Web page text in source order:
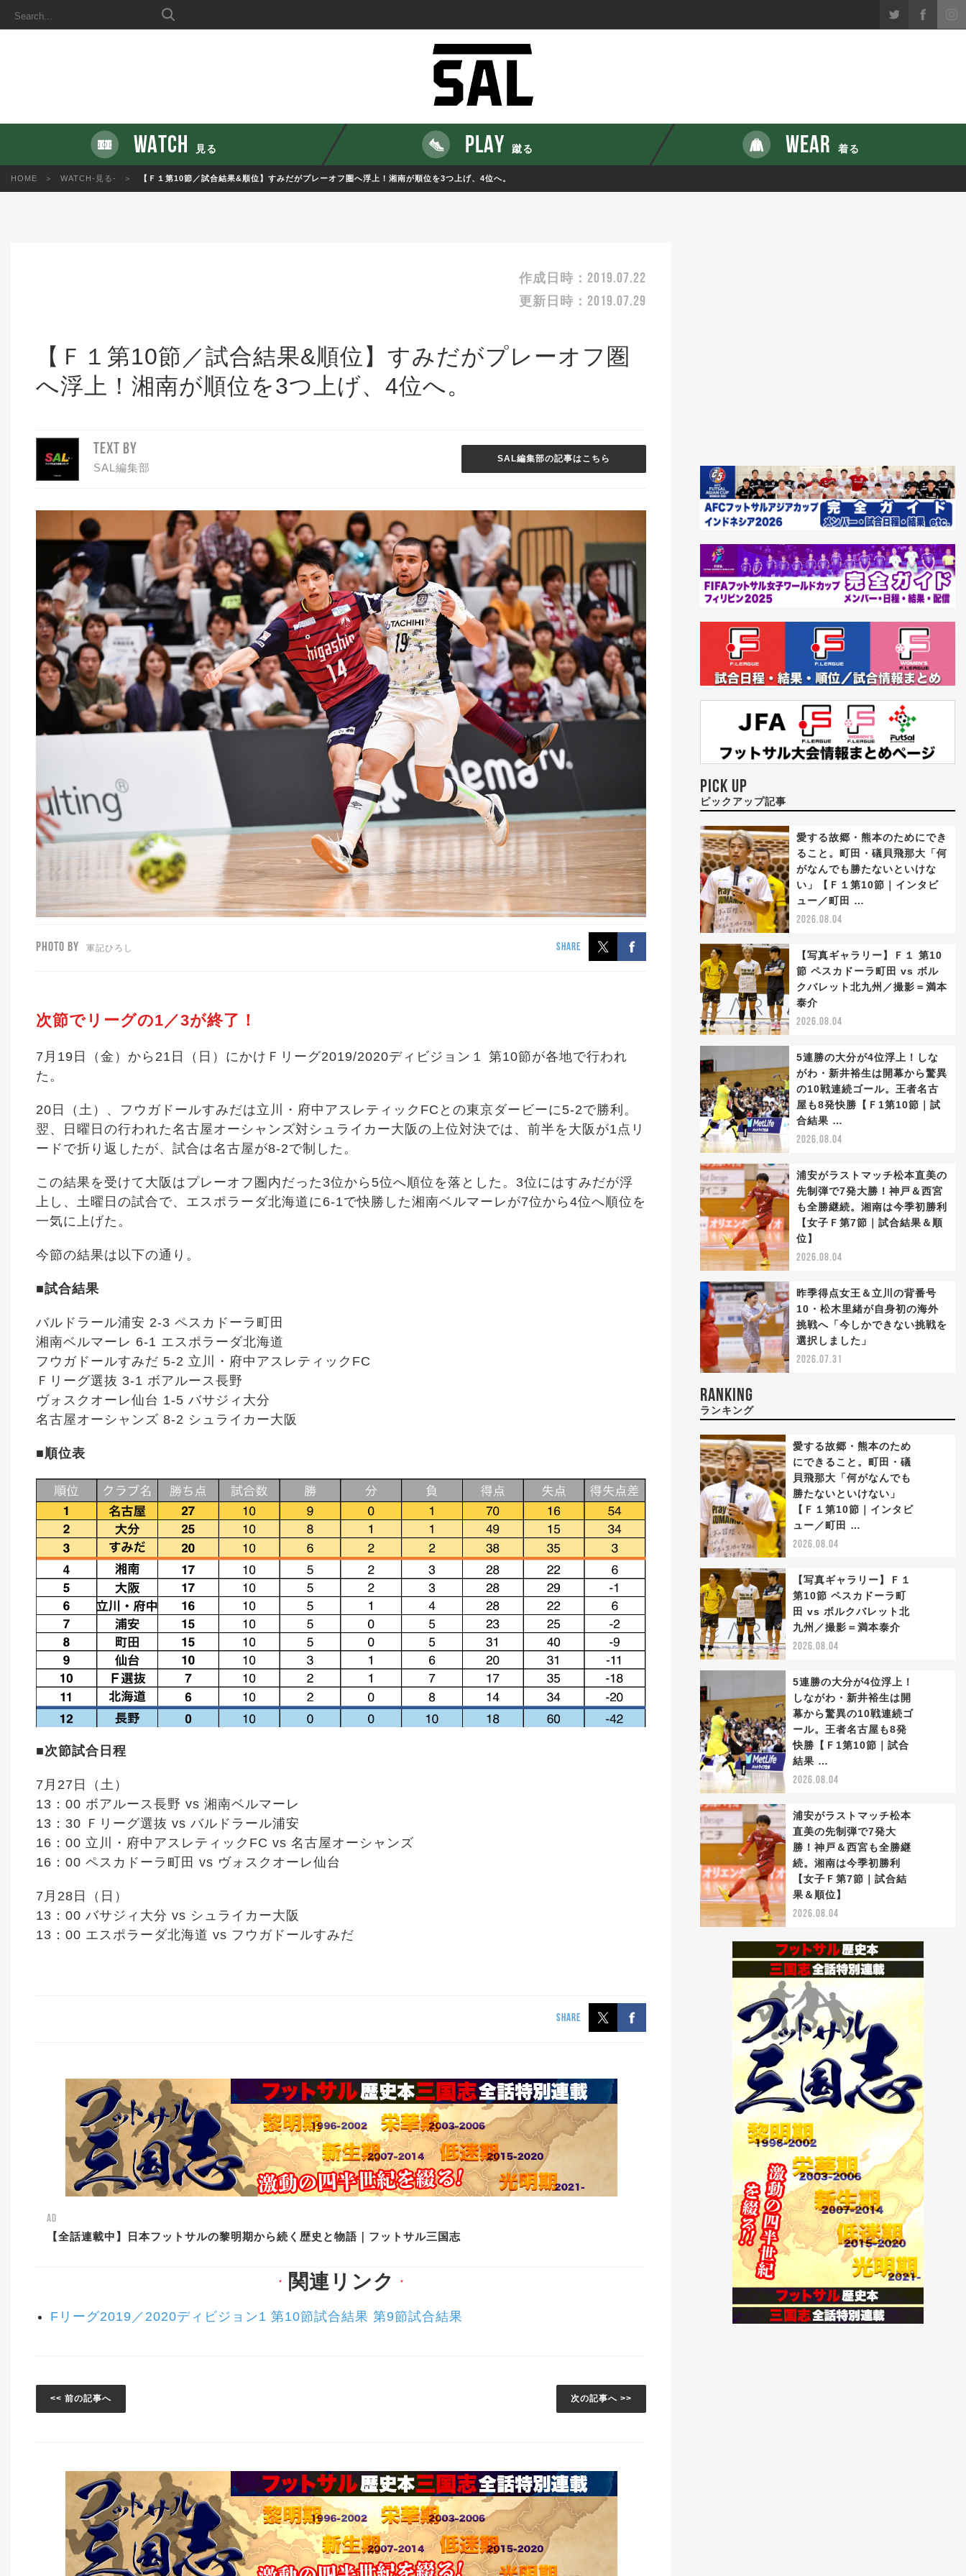
WATCH 見る PLAY 蹴る WEAR 着る
HOME WATCH-見る- 【Ｆ１第10節／試合結果&順位】すみだがプレーオフ圏へ浮上！湘南が順位を3つ上げ、4位へ。
作成日時： 2019.07.22
更新日時： 2019.07.29
【Ｆ１第10節／試合結果&順位】すみだがプレーオフ圏
へ浮上！湘南が順位を3つ上げ、4位へ。
TEXT BY
SAL編集部
SAL編集部の記事はこちら
PHOTO BY 軍記ひろし SHARE
次節でリーグの1／3が終了！
7月19日（金）から21日（日）にかけＦリーグ2019/2020ディビジョン１ 第10節が各地で行われ
た。
20日（土）、フウガドールすみだは立川・府中アスレティックFCとの東京ダービーに5-2で勝利。
翌、日曜日の行われた名古屋オーシャンズ対シュライカー大阪の上位対決では、前半を大阪が1点リ
ードで折り返したが、試合は名古屋が8-2で制した。
この結果を受けて大阪はプレーオフ圏内だった3位から5位へ順位を落とした。3位にはすみだが浮
上し、土曜日の試合で、エスポラーダ北海道に6-1で快勝した湘南ベルマーレが7位から4位へ順位を
一気に上げた。
今節の結果は以下の通り。
■試合結果
バルドラール浦安 2-3 ペスカドーラ町田
湘南ベルマーレ 6-1 エスポラーダ北海道
フウガドールすみだ 5-2 立川・府中アスレティックFC
Ｆリーグ選抜 3-1 ボアルース長野
ヴォスクオーレ仙台 1-5 バサジィ大分
名古屋オーシャンズ 8-2 シュライカー大阪
■順位表
■次節試合日程
7月27日（土）
13：00 ボアルース長野 vs 湘南ベルマーレ
13：30 Ｆリーグ選抜 vs バルドラール浦安
16：00 立川・府中アスレティックFC vs 名古屋オーシャンズ
16：00 ペスカドーラ町田 vs ヴォスクオーレ仙台
7月28日（日）
13：00 バサジィ大分 vs シュライカー大阪
13：00 エスポラーダ北海道 vs フウガドールすみだ
SHARE
AD
【全話連載中】日本フットサルの黎明期から続く歴史と物語｜フットサル三国志
▼ 関連リンク ▼
Fリーグ2019／2020ディビジョン1 第10節試合結果 第9節試合結果
<< 前の記事へ 次の記事へ >>
PICK UP
ピックアップ記事
愛する故郷・熊本のためにでき
ること。町田・礒貝飛那大「何
がなんでも勝たないといけな
い」【Ｆ１第10節｜インタビ
ュー／町田 …
2026.08.04
【写真ギャラリー】Ｆ１ 第10
節 ペスカドーラ町田 vs ボル
クバレット北九州／撮影＝満本
泰介
2026.08.04
5連勝の大分が4位浮上！しな
がわ・新井裕生は開幕から驚異
の10戦連続ゴール。王者名古
屋も8発快勝【Ｆ1第10節｜試
合結果 …
2026.08.04
浦安がラストマッチ松本直美の
先制弾で7発大勝！神戸＆西宮
も全勝継続。湘南は今季初勝利
【女子Ｆ第7節｜試合結果＆順
位】
2026.08.04
昨季得点女王＆立川の背番号
10・松木里緒が自身初の海外
挑戦へ「今しかできない挑戦を
選択しました」
2026.07.31
RANKING
ランキング
愛する故郷・熊本のため
にできること。町田・礒
貝飛那大「何がなんでも
勝たないといけない」
【Ｆ１第10節｜インタビ
ュー／町田 …
2026.08.04
【写真ギャラリー】Ｆ１
第10節 ペスカドーラ町
田 vs ボルクバレット北
九州／撮影＝満本泰介
2026.08.04
5連勝の大分が4位浮上！
しながわ・新井裕生は開
幕から驚異の10戦連続ゴ
ール。王者名古屋も8発
快勝【Ｆ1第10節｜試合
結果 …
2026.08.04
浦安がラストマッチ松本
直美の先制弾で7発大
勝！神戸＆西宮も全勝継
続。湘南は今季初勝利
【女子Ｆ第7節｜試合結
果＆順位】
2026.08.04